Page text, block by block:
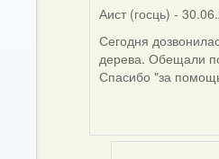
Аист (госць) -
Сегодня
дерева. Обещали
Спасибо "за